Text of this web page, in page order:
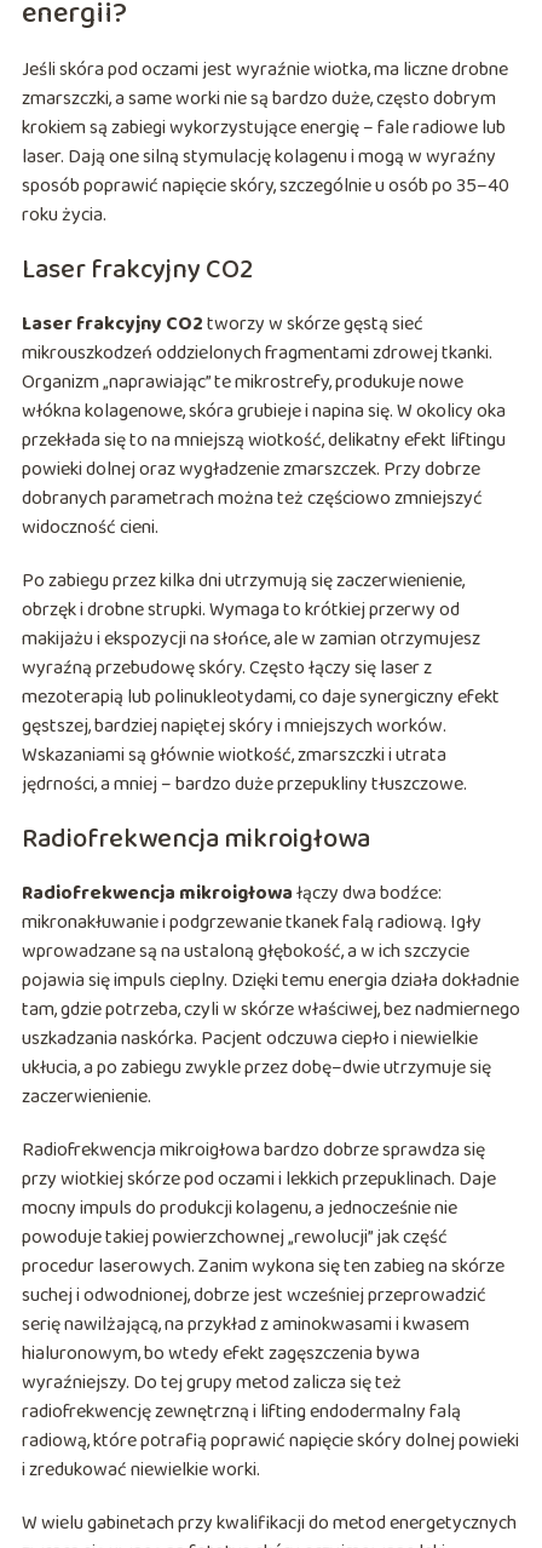
energii?
Jeśli skóra pod oczami jest wyraźnie wiotka, ma liczne drobne
zmarszczki, a same worki nie są bardzo duże, często dobrym
krokiem są zabiegi wykorzystujące energię – fale radiowe lub
laser. Dają one silną stymulację kolagenu i mogą w wyraźny
sposób poprawić napięcie skóry, szczególnie u osób po 35–40
roku życia.
Laser frakcyjny CO2
Laser frakcyjny CO2tworzy w skórze gęstą sieć
mikrouszkodzeń oddzielonych fragmentami zdrowej tkanki.
Organizm „naprawiając” te mikrostrefy, produkuje nowe
włókna kolagenowe, skóra grubieje i napina się. W okolicy oka
przekłada się to na mniejszą wiotkość, delikatny efekt liftingu
powieki dolnej oraz wygładzenie zmarszczek. Przy dobrze
dobranych parametrach można też częściowo zmniejszyć
widoczność cieni.
Po zabiegu przez kilka dni utrzymują się zaczerwienienie,
obrzęk i drobne strupki. Wymaga to krótkiej przerwy od
makijażu i ekspozycji na słońce, ale w zamian otrzymujesz
wyraźną przebudowę skóry. Często łączy się laser z
mezoterapią lub polinukleotydami, co daje synergiczny efekt
gęstszej, bardziej napiętej skóry i mniejszych worków.
Wskazaniami są głównie wiotkość, zmarszczki i utrata
jędrności, a mniej – bardzo duże przepukliny tłuszczowe.
Radiofrekwencja mikroigłowa
Radiofrekwencja mikroigłowałączy dwa bodźce:
mikronakłuwanie i podgrzewanie tkanek falą radiową. Igły
wprowadzane są na ustaloną głębokość, a w ich szczycie
pojawia się impuls cieplny. Dzięki temu energia działa dokładnie
tam, gdzie potrzeba, czyli w skórze właściwej, bez nadmiernego
uszkadzania naskórka. Pacjent odczuwa ciepło i niewielkie
ukłucia, a po zabiegu zwykle przez dobę–dwie utrzymuje się
zaczerwienienie.
Radiofrekwencja mikroigłowa bardzo dobrze sprawdza się
przy wiotkiej skórze pod oczami i lekkich przepuklinach. Daje
mocny impuls do produkcji kolagenu, a jednocześnie nie
powoduje takiej powierzchownej „rewolucji” jak część
procedur laserowych. Zanim wykona się ten zabieg na skórze
suchej i odwodnionej, dobrze jest wcześniej przeprowadzić
serię nawilżającą, na przykład z aminokwasami i kwasem
hialuronowym, bo wtedy efekt zagęszczenia bywa
wyraźniejszy. Do tej grupy metod zalicza się też
radiofrekwencję zewnętrzną i lifting endodermalny falą
radiową, które potrafią poprawić napięcie skóry dolnej powieki
i zredukować niewielkie worki.
W wielu gabinetach przy kwalifikacji do metod energetycznych